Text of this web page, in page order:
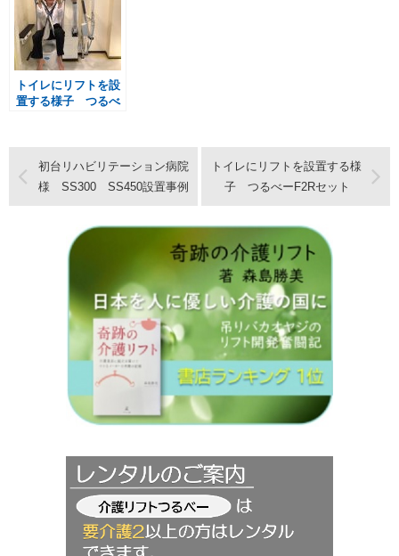
トイレにリフトを設
置する様子 つるべ
初台リハビリテーション病院
様 SS300 SS450設置事例
トイレにリフトを設置する様
子 つるべーF2Rセット